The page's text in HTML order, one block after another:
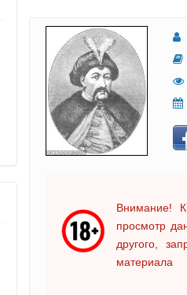
Внимание!
просмотр
другого,
материала